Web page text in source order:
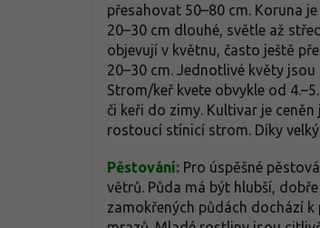
přesahovat 50–80 cm. Koruna
20–30 cm dlouhé, světle až
objevují v květnu, často ještě
20–30 cm. Jednotlivé květy
Strom/keř kvete obvykle od
či keři do zimy. Kultivar je
rostoucí stínicí strom. Díky
Pěstování: Pro úspěšné
větrů. Půda má být hlubší,
zamokřených půdách dochází